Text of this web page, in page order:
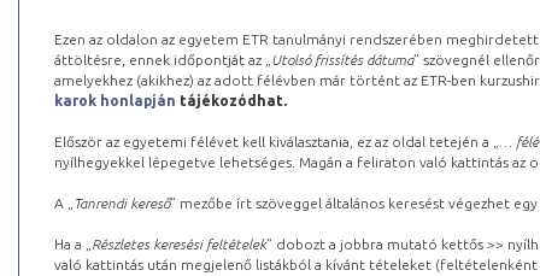
Ezen az oldalon az egyetem ETR tanulmányi rendszerében
áttöltésre, ennek időpontját az „ Utolsó frissítés dátuma” szövegnél
amelyekhez (akikhez) az adott félévben már történt az ETR-ben
karok honlapján tájékozódhat.
Először az egyetemi félévet kell kiválasztania, ez az oldal tetején a „
…
nyílhegyekkel lépegetve lehetséges. Magán a feliraton való kattintás az
A „ Tanrendi kereső” mezőbe írt szöveggel általános keresést végezhet
Ha a „ Részletes keresési feltételek” dobozt a jobbra mutató kettős >>
való kattintás után megjelenő listákból a kívánt tételeket (feltételenként